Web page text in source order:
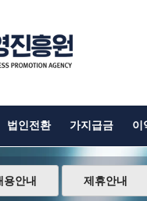
법인전환 가지급금 이
용안내 제휴안내